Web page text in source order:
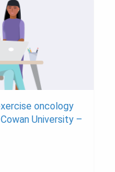
oncology
University –